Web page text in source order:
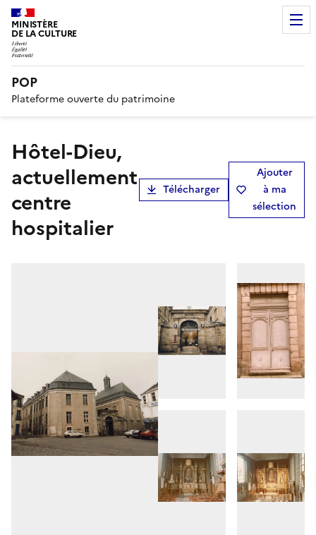
MINISTÈRE
DE LA CULTURE
POP
Plateforme ouverte du patrimoine
Hôtel-Dieu,
actuellement
centre
hospitalier
Télécharger
Ajouter
à ma
sélection